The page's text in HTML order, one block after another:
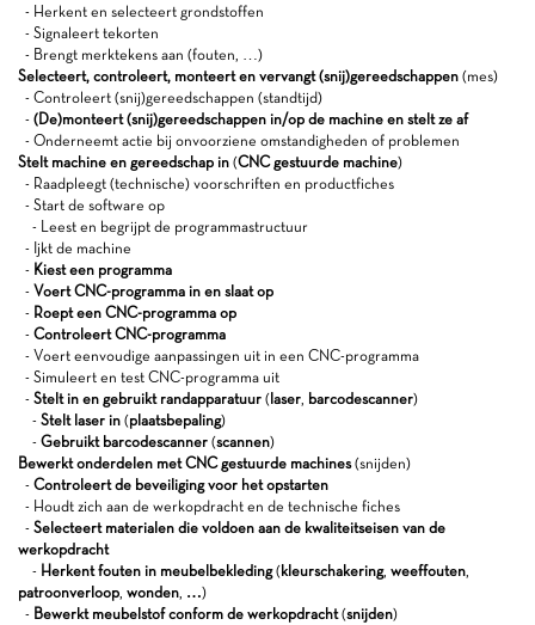
- Herkent en selecteert grondstoffen
- Signaleert tekorten
- Brengt merktekens aan (fouten, …)
Selecteert, controleert, monteert en vervangt (snij)gereedschappen (mes)
- Controleert (snij)gereedschappen (standtijd)
- (De)monteert (snij)gereedschappen in/op de machine en stelt ze af
- Onderneemt actie bij onvoorziene omstandigheden of problemen
Stelt machine en gereedschap in (CNC gestuurde machine)
- Raadpleegt (technische) voorschriften en productfiches
- Start de software op
- Leest en begrijpt de programmastructuur
- Ijkt de machine
- Kiest een programma
- Voert CNC-programma in en slaat op
- Roept een CNC-programma op
- Controleert CNC-programma
- Voert eenvoudige aanpassingen uit in een CNC-programma
- Simuleert en test CNC-programma uit
- Stelt in en gebruikt randapparatuur ( laser, barcodescanner)
- Stelt laser in (plaatsbepaling)
- Gebruikt barcodescanner (scannen)
Bewerkt onderdelen met CNC gestuurde machines(snijden)
- Controleert de beveiliging voor het opstarten
- Houdt zich aan de werkopdracht en de technische fiches
- Selecteert materialen die voldoen aan de kwaliteitseisen van de
werkopdracht
- Herkent fouten in meubelbekleding(kleurschakering, weeffouten,
patroonverloop, wonden, …)
- Bewerkt meubelstof conform de werkopdracht(snijden)